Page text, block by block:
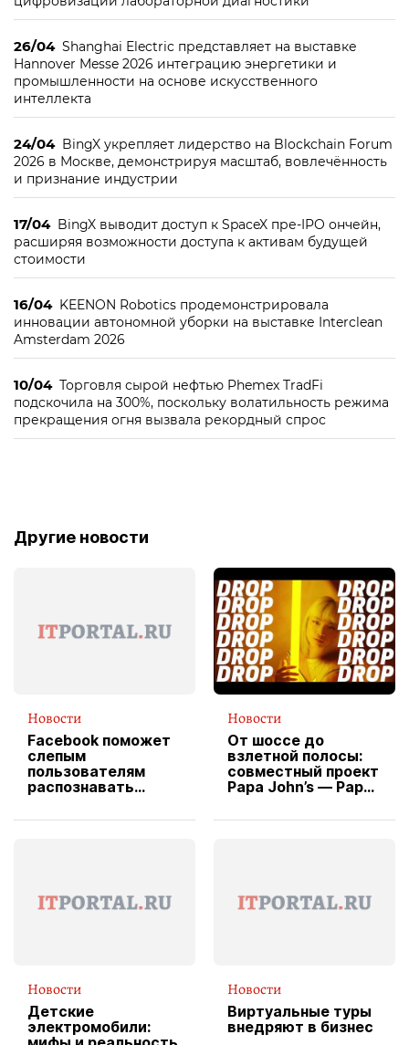
26/04 Shanghai Electric представляет на выставке
Hannover Messe 2026 интеграцию энергетики и
промышленности на основе искусственного
интеллекта
24/04 BingX укрепляет лидерство на Blockchain Forum
2026 в Москве, демонстрируя масштаб, вовлечённость
и признание индустрии
17/04 BingX выводит доступ к SpaceX пре-IPO ончейн,
расширяя возможности доступа к активам будущей
стоимости
16/04 KEENON Robotics продемонстрировала
инновации автономной уборки на выставке Interclean
Amsterdam 2026
10/04 Торговля сырой нефтью Phemex TradFi
подскочила на 300%, поскольку волатильность режима
прекращения огня вызвала рекордный спрос
Другие новости
Новости
Facebook поможет
слепым
пользователям
распознавать
Новости
От шоссе до
взлетной полосы:
совместный проект
Papa John’s — Papa
вводит
Новости
Детские
электромобили:
Новости
Виртуальные туры
внедряют в бизнес